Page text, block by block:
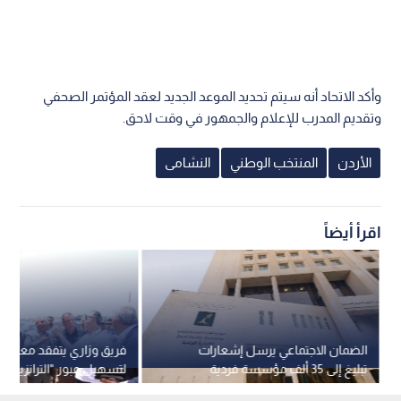
وأكد الاتحاد أنه سيتم تحديد الموعد الجديد لعقد المؤتمر الصحفي
وتقديم المدرب للإعلام والجمهور في وقت لاحق.
الأردن المنتخب الوطني النشامى
اقرأ أيضاً
فريق وزاري يتفقد معبر
لتسهيل عبور
الضمان الاجتماعي يرسل إشعارات
تبليغ إلى 35 ألف مؤسسة فردية
لشمولها بالقانون